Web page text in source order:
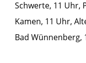
Schwerte, 11 Uhr,
Kamen, 11 Uhr,
Bad Wünnenberg,